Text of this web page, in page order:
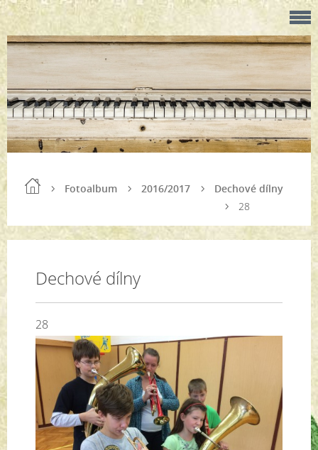
Fotoalbum 2016/2017
Dechové dílny
28
Dechové dílny
28